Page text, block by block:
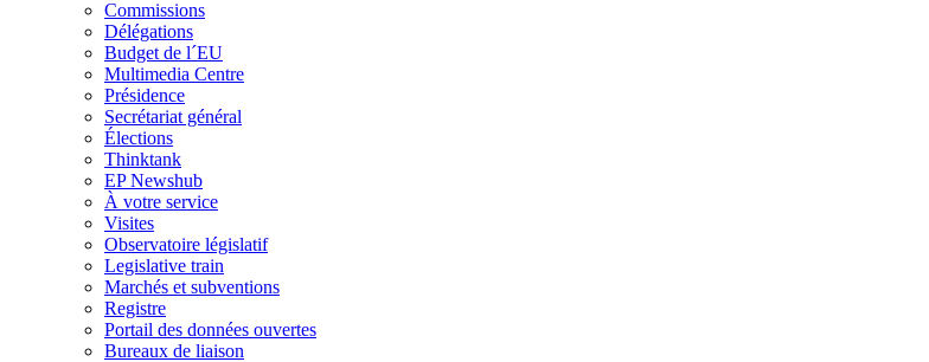
Commissions
Délégations
Budget de l´EU
Multimedia Centre
Présidence
Secrétariat général
Élections
Thinktank
EP Newshub
À votre service
Visites
Observatoire législatif
Legislative train
Marchés et subventions
Registre
Portail des données ouvertes
Bureaux de liaison